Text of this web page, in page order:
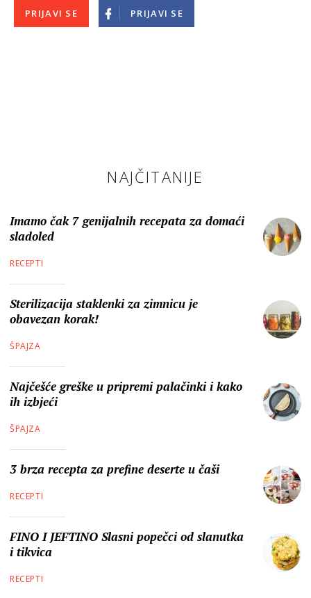
PRIJAVI SE PRIJAVI SE
NAJČITANIJE
Imamo čak 7 genijalnih recepata za domaći
sladoled
RECEPTI
Sterilizacija staklenki za zimnicu je
obavezan korak!
ŠPAJZA
Najčešće greške u pripremi palačinki i kako
ih izbjeći
ŠPAJZA
3 brza recepta za prefine deserte u čaši
RECEPTI
FINO I JEFTINO Slasni popečci od slanutka
i tikvica
RECEPTI